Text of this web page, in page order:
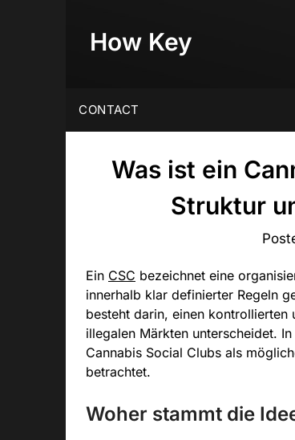
How Key
CONTACT
Was ist ein
Struktur
Ein CSC bezeichnet eine
innerhalb klar definierter Regeln
besteht darin, einen kontrollierten
illegalen Märkten unterscheidet.
Cannabis Social Clubs als
betrachtet.
Woher stammt die